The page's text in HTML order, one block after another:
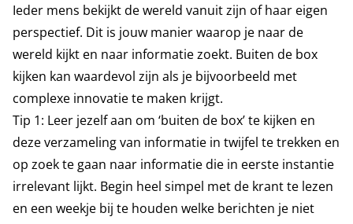
Ieder mens bekijkt de wereld vanuit zijn of haar eigen
perspectief. Dit is jouw manier waarop je naar de
wereld kijkt en naar informatie zoekt. Buiten de box
kijken kan waardevol zijn als je bijvoorbeeld met
complexe innovatie te maken krijgt.
Tip 1: Leer jezelf aan om ‘buiten de box’ te kijken en
deze verzameling van informatie in twijfel te trekken en
op zoek te gaan naar informatie die in eerste instantie
irrelevant lijkt. Begin heel simpel met de krant te lezen
en een weekje bij te houden welke berichten je niet